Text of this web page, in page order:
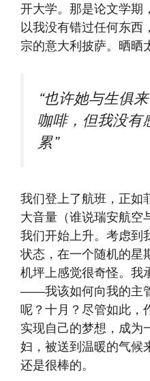
开大学。那是论文学期
以我没有错过任何东西
宗的意大利披萨。晒晒
“也许她与生俱
咖啡，但我没有
累”
我们登上了航班，正如
大音量（谁说瑞安航空
我们开始上升。考虑到
状态，在一个随机的星
机坪上感觉很奇怪。我
——我该如何向我的主
呢？十月？尽管如此，
实现自己的梦想，成为
妇，被送到温暖的气候
还是很棒的。